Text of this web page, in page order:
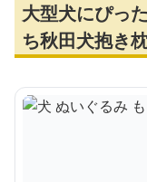
大型犬にぴっ
ち秋田犬抱き